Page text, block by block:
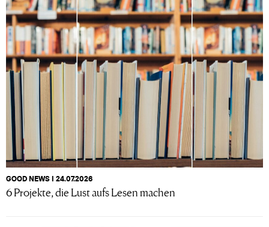
GOOD NEWS I 24.07.2026
6 Projekte, die Lust aufs Lesen machen